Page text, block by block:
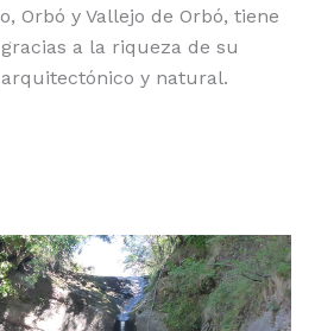
Orbó y Vallejo de Orbó, tiene
a la riqueza de su
y natural.